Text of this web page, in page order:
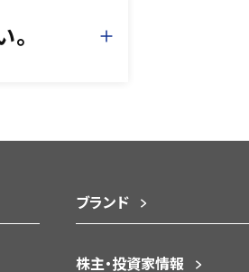
ブランド
株主・投資家情報